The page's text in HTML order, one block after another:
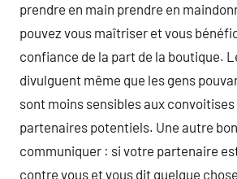
prendre en main prendre en
pouvez vous maîtriser et vous
confiance de la part de la boutique.
divulguent même que les gens
sont moins sensibles aux convoitises
partenaires potentiels. Une autre
communiquer : si votre partenaire
contre vous et vous dit quelque